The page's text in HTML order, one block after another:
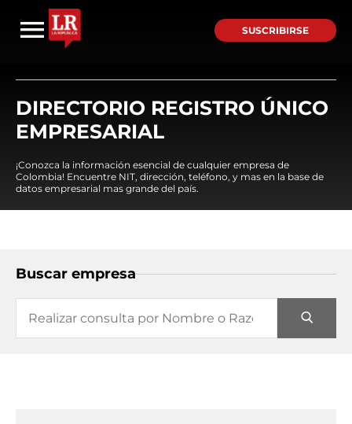
SUSCRIBIRSE
DIRECTORIO REGISTRO ÚNICO
EMPRESARIAL
¡Conozca la información esencial de cualquier empresa de
Colombia! Encuentre NIT, dirección, teléfono, y mas en la base de
datos empresarial mas grande del país.
Buscar empresa